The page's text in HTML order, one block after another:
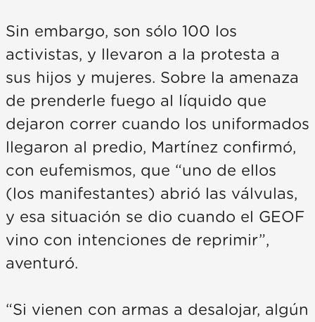
Sin embargo, son sólo 100 los
activistas, y llevaron a la protesta a
sus hijos y mujeres. Sobre la amenaza
de prenderle fuego al líquido que
dejaron correr cuando los uniformados
llegaron al predio, Martínez confirmó,
con eufemismos, que “uno de ellos
(los manifestantes) abrió las válvulas,
y esa situación se dio cuando el GEOF
vino con intenciones de reprimir”,
aventuró.
“Si vienen con armas a desalojar, algún